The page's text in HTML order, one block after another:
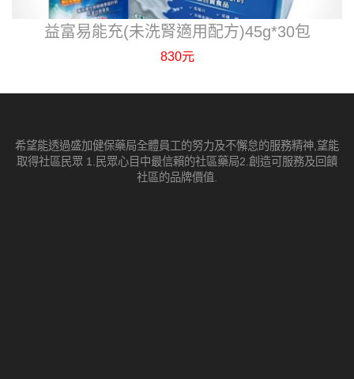
益富易能充(未洗腎適用配方)45g*30包
830元
希望能透過盛加健保藥局全體員工的努力及不懈怠的服務精神,望能
取得社區民眾 1.民眾心目中最信賴的社區藥局2.創造可服務及回饋
社區的品牌價值.